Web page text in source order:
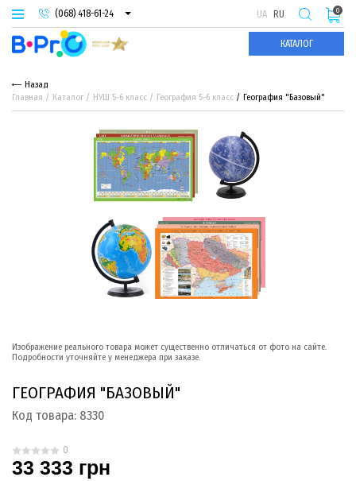
(068) 418-61-24
(093) 974-66-94
(095) 987-29-55
UA RU
КАТАЛОГ
0
Назад
Главная
Каталог НУШ 5-6 класс География 5-6 класс География "Базовый"
Изображение реального товара может существенно отличаться от фото на сайте.
Подробности уточняйте у менеджера при заказе.
ГЕОГРАФИЯ "БАЗОВЫЙ"
Код товара: 8330
0
33 333 грн